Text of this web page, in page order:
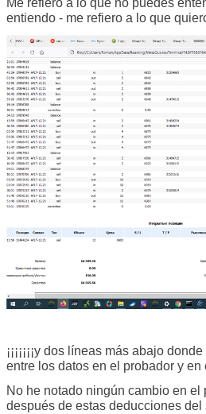
entiendo - me refiero a lo que
¡¡¡¡¡¡¡y dos líneas más abajo
entre los datos en el probador y en
No he notado ningún cambio en el
después de estas deducciones del